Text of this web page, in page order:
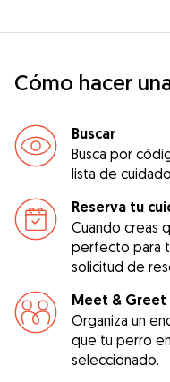
Cómo hacer
Buscar
Busca por
lista de
Reserva tu
Cuando creas
perfecto para
solicitud de
Meet & Greet
Organiza un
que tu perro
seleccionado.